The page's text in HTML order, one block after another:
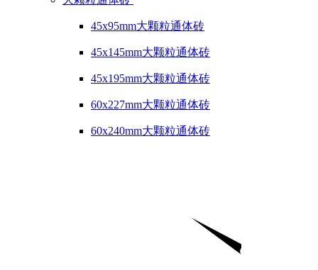
45x95mm大颗粒通体砖
45x145mm大颗粒通体砖
45x195mm大颗粒通体砖
60x227mm大颗粒通体砖
60x240mm大颗粒通体砖